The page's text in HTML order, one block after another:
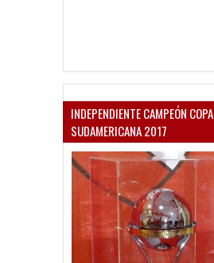
INDEPENDIENTE CAMPEÓN COPA
SUDAMERICANA 2017